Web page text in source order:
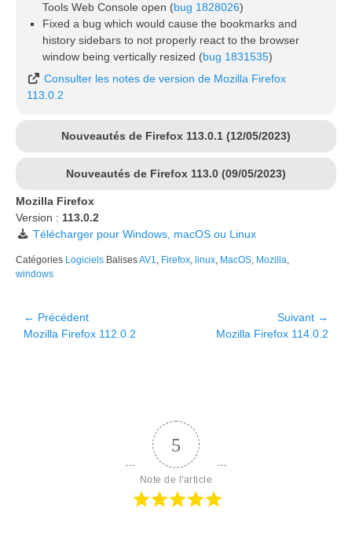
Tools Web Console open (bug 1828026)
Fixed a bug which would cause the bookmarks and
history sidebars to not properly react to the browser
window being vertically resized (bug 1831535)
Consulter les notes de version de Mozilla Firefox
113.0.2
Nouveautés de Firefox 113.0.1 (12/05/2023)
Nouveautés de Firefox 113.0 (09/05/2023)
Mozilla Firefox
Version : 113.0.2
Télécharger pour Windows, macOS ou Linux
Catégories Logiciels BalisesAV1 Firefox linux MacOS Mozilla
windows
Navigation
de
← Précédent
Article
Mozilla Firefox 112.0.2
Suivant →
Mozilla Firefox 114.0.2
5
Note de l'article